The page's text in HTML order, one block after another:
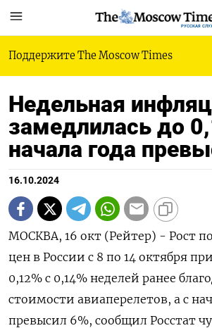
РУССКАЯ
Поддержите The Moscow Times
Недельная
замедлилась до
начала года
16.10.2024
МОСКВА, 16 окт (Рейтер) - Рост
цен в России с 8 по 14 октября
0,12% с 0,14% неделей ранее
стоимости авиаперелетов, а с
превысил 6%, сообщил Росстат